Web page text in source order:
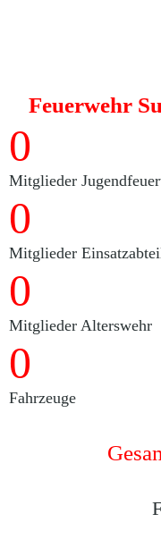
Feuerwehr
0
Mitglieder
0
Mitglieder
0
Mitglieder Alterswehr
0
Fahrzeuge